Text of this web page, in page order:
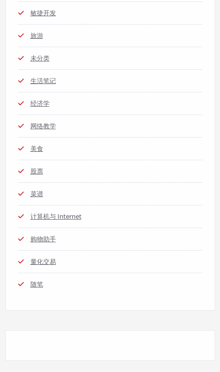
敏捷开发
旅游
未分类
生活笔记
经济学
网络教学
美食
股票
菜谱
计算机与 Internet
购物助手
量化交易
随笔